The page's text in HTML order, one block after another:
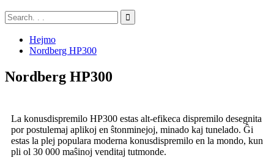
Hejmo
Nordberg HP300
Nordberg HP300
La konusdispremilo HP300 estas alt-efikeca dispremilo desegnita
por postulemaj aplikoj en ŝtonminejoj, minado kaj tunelado. Ĝi
estas la plej populara moderna konusdispremilo en la mondo, kun
pli ol 30 000 maŝinoj venditaj tutmonde.